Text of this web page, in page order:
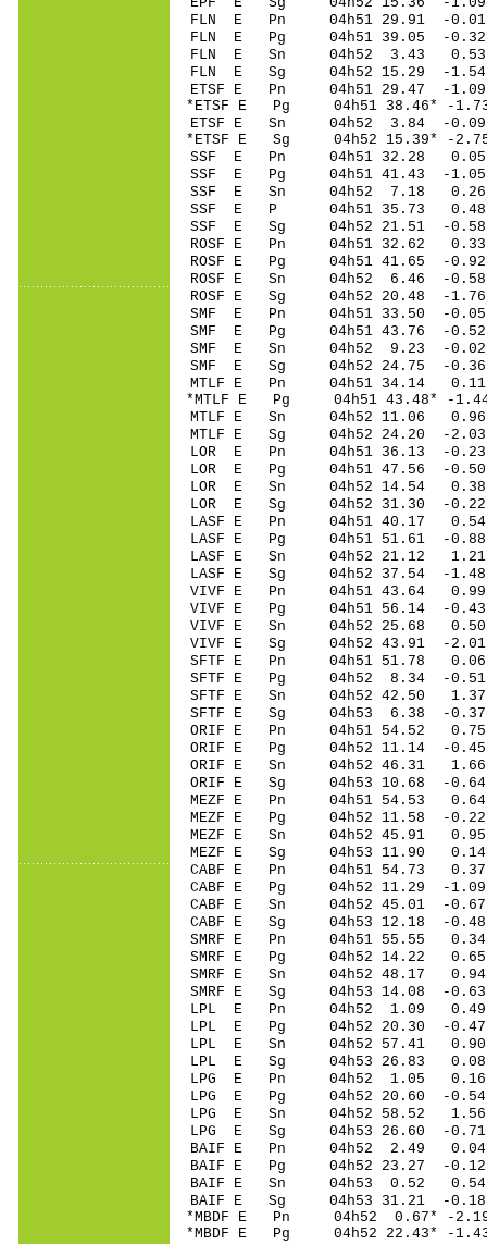
FLN E Pn 04h51 29.91 -
FLN E Pg 04h51 39.05 -
FLN E Sn 04h52 3.43
FLN E Sg 04h52 15.29 -
ETSF E Pn 04h51 29.47 -1.09
*ETSF E Pg 04h51 38.46* -
ETSF E Sn 04h52 3.84 -0.09
*ETSF E Sg 04h52 15.39* -
SSF E Pn 04h51 32.28 0.05
SSF E Pg 04h51 41.43 -
SSF E Sn 04h52 7.18 0.26
SSF E P 04h51 35.73 0.48
SSF E Sg 04h52 21.51 -
ROSF E Pn 04h51 32.62 0.33
ROSF E Pg 04h51 41.65 -0.92
ROSF E Sn 04h52 6.46 -0.58
ROSF E Sg 04h52 20.48 -
SMF E Pn 04h51 33.50 -
SMF E Pg 04h51 43.76 -
SMF E Sn 04h52 9.23 -0.02
SMF E Sg 04h52 24.75 -
MTLF E Pn 04h51 34.14 0.11
*MTLF E Pg 04h51 43.48* -
MTLF E Sn 04h52 11.06 0.96
MTLF E Sg 04h52 24.20 -
LOR E Pn 04h51 36.13 -
LOR E Pg 04h51 47.56 -
LOR E Sn 04h52 14.54 0.38
LOR E Sg 04h52 31.30 -
LASF E Pn 04h51 40.17 0.54
LASF E Pg 04h51 51.61 -0.88
LASF E Sn 04h52 21.12 1.21
LASF E Sg 04h52 37.54 -
VIVF E Pn 04h51 43.64 0.99
VIVF E Pg 04h51 56.14 -0.43
VIVF E Sn 04h52 25.68 0.50
VIVF E Sg 04h52 43.91 -
SFTF E Pn 04h51 51.78
SFTF E Pg 04h52 8.34 -
SFTF E Sn 04h52 42.50
SFTF E Sg 04h53 6.38 -
ORIF E Pn 04h51 54.52
ORIF E Pg 04h52 11.14 -
ORIF E Sn 04h52 46.31
ORIF E Sg 04h53 10.68 -
MEZF E Pn 04h51 54.53
MEZF E Pg 04h52 11.58 -
MEZF E Sn 04h52 45.91
MEZF E Sg 04h53 11.90
CABF E Pn 04h51 54.73
CABF E Pg 04h52 11.29 -
CABF E Sn 04h52 45.01 -
CABF E Sg 04h53 12.18 -
SMRF E Pn 04h51 55.55 0.34
SMRF E Pg 04h52 14.22 0.65
SMRF E Sn 04h52 48.17 0.94
SMRF E Sg 04h53 14.08 -
LPL E Pn 04h52 1.09 0.49
LPL E Pg 04h52 20.30 -0.47
LPL E Sn 04h52 57.41 0.90
LPL E Sg 04h53 26.83
LPG E Pn 04h52 1.05 0.16
LPG E Pg 04h52 20.60 -
LPG E Sn 04h52 58.52 1.56
LPG E Sg 04h53 26.60 -
BAIF E Pn 04h52 2.49 0.04
BAIF E Pg 04h52 23.27 -
BAIF E Sn 04h53 0.52 0.54
BAIF E Sg 04h53 31.21 -
*MBDF E Pn 04h52 0.67* -
*MBDF E Pg 04h52 22.43* -